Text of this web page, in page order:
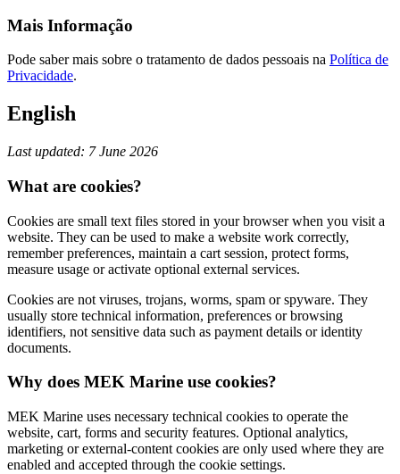
Mais Informação
Pode saber mais sobre o tratamento de dados pessoais na Política de
Privacidade.
English
Last updated: 7 June 2026
What are cookies?
Cookies are small text files stored in your browser when you visit a
website. They can be used to make a website work correctly,
remember preferences, maintain a cart session, protect forms,
measure usage or activate optional external services.
Cookies are not viruses, trojans, worms, spam or spyware. They
usually store technical information, preferences or browsing
identifiers, not sensitive data such as payment details or identity
documents.
Why does MEK Marine use cookies?
MEK Marine uses necessary technical cookies to operate the
website, cart, forms and security features. Optional analytics,
marketing or external-content cookies are only used where they are
enabled and accepted through the cookie settings.